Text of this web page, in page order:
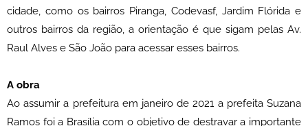
cidade, como os bairros Piranga, Codevasf, Jardim Flórida e
outros bairros da região, a orientação é que sigam pelas Av.
Raul Alves e São João para acessar esses bairros.
A obra
Ao assumir a prefeitura em janeiro de 2021 a prefeita Suzana
Ramos foi a Brasília com o objetivo de destravar a importante